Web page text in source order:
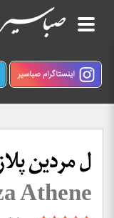
صبا سیر کرمان
ل مردین
Athene)